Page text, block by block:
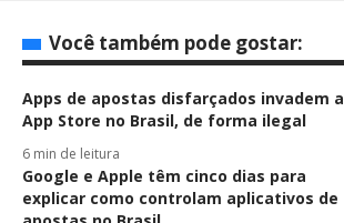
Você também pode gostar:
Apps de apostas disfarçados invadem a
App Store no Brasil, de forma ilegal
6 min de leitura
Google e Apple têm cinco dias para
explicar como controlam aplicativos de